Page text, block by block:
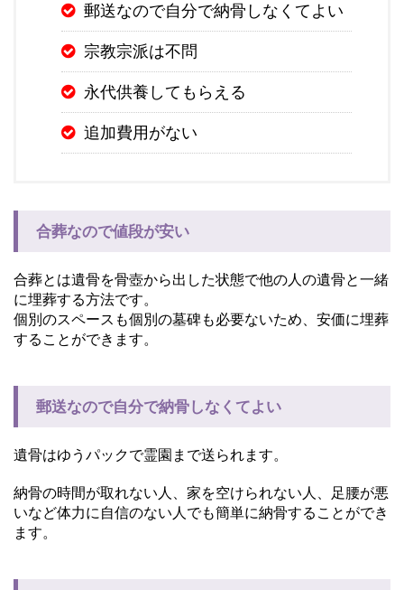
郵送なので自分で納骨しなくてよい
宗教宗派は不問
永代供養してもらえる
追加費用がない
合葬なので値段が安い
合葬とは遺骨を骨壺から出した状態で他の人の遺骨と一緒
に埋葬する方法です。
個別のスペースも個別の墓碑も必要ないため、安価に埋葬
することができます。
郵送なので自分で納骨しなくてよい
遺骨はゆうパックで霊園まで送られます。
納骨の時間が取れない人、家を空けられない人、足腰が悪
いなど体力に自信のない人でも簡単に納骨することができ
ます。